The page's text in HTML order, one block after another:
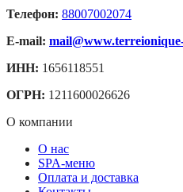
Телефон: 88007002074
E-mail:
ИНН: 1656118551
ОГРН: 1211600026626
О компании
О нас
SPA-меню
Оплата и доставка